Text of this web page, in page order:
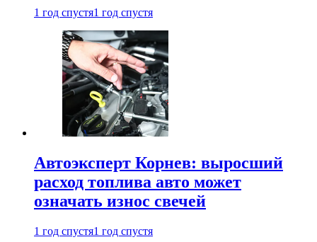
1 год спустя1 год спустя
Автоэксперт Корнев: выросший
расход топлива авто может
означать износ свечей
1 год спустя1 год спустя